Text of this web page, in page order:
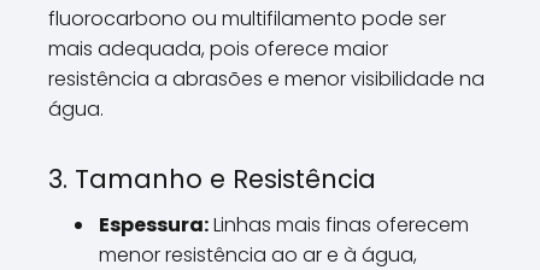
fluorocarbono ou multifilamento pode ser
mais adequada, pois oferece maior
resistência a abrasões e menor visibilidade na
água.
3. Tamanho e Resistência
Espessura:Linhas mais finas oferecem
menor resistência ao ar e à água,